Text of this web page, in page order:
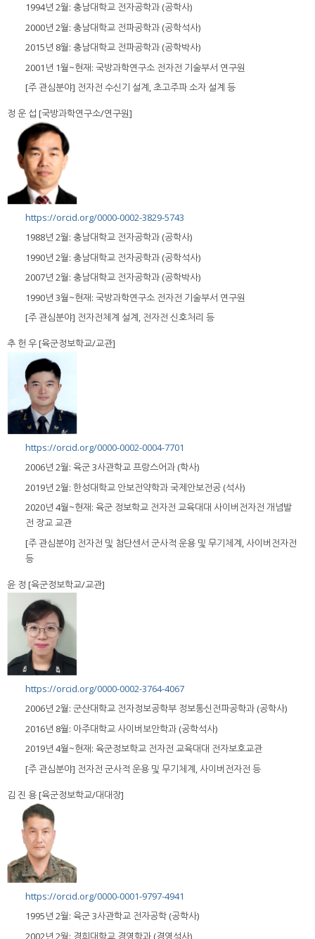
1994년 2월: 충남대학교 전자공학과 (공학사)
2000년 2월: 충남대학교 전파공학과 (공학석사)
2015년 8월: 충남대학교 전파공학과 (공학박사)
2001년 1월~현재: 국방과학연구소 전자전 기술부서 연구원
[주 관심분야] 전자전 수신기 설계, 초고주파 소자 설계 등
정 운 섭 [국방과학연구소/연구원]
https://orcid.org/0000-0002-3829-5743
1988년 2월: 충남대학교 전자공학과 (공학사)
1990년 2월: 충남대학교 전자공학과 (공학석사)
2007년 2월: 충남대학교 전자공학과 (공학박사)
1990년 3월~현재: 국방과학연구소 전자전 기술부서 연구원
[주 관심분야] 전자전체계 설계, 전자전 신호처리 등
추 헌 우 [육군정보학교/교관]
https://orcid.org/0000-0002-0004-7701
2006년 2월: 육군 3사관학교 프랑스어과 (학사)
2019년 2월: 한성대학교 안보전약학과 국제안보전공 (석사)
2020년 4월~현재: 육군 정보학교 전자전 교육대대 사이버전자전 개념발
전 장교 교관
[주 관심분야] 전자전 및 첨단센서 군사적 운용 및 무기체계, 사이버전자전
등
윤 정 [육군정보학교/교관]
https://orcid.org/0000-0002-3764-4067
2006년 2월: 군산대학교 전자정보공학부 정보통신전파공학과 (공학사)
2016년 8월: 아주대학교 사이버보안학과 (공학석사)
2019년 4월~현재: 육군정보학교 전자전 교육대대 전자보호교관
[주 관심분야] 전자전 군사적 운용 및 무기체계, 사이버전자전 등
김 진 용 [육군정보학교/대대장]
https://orcid.org/0000-0001-9797-4941
1995년 2월: 육군 3사관학교 전자공학 (공학사)
2002년 2월: 경희대학교 경영학과 (경영석사)